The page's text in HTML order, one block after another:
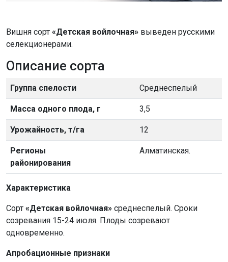
Вишня сорт «Детская войлочная» выведен русскими
селекционерами.
Описание сорта
Группа спелости Среднеспелый
Масса одного плода, г 3,5
Урожайность, т/га 12
Регионы
районирования
Алматинская.
Характеристика
Сорт «Детская войлочная» среднеспелый. Сроки
созревания 15-24 июля. Плоды созревают
одновременно.
Апробационные признаки